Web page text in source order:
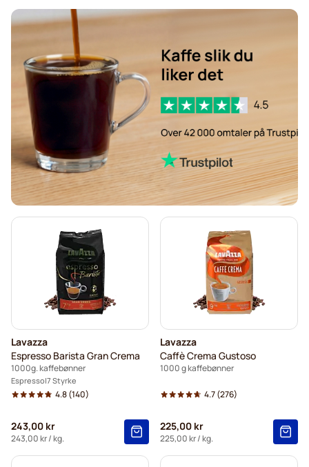
Lavazza
Espresso Barista Gran Crema
1000g. kaffebønner
Espresso 7 Styrke
4.8(140)
243,00 kr
243,00 kr/ kg.
Lavazza
Caffè Crema Gustoso
1000 g kaffebønner
4.7(276)
225,00 kr
225,00 kr/ kg.
Lavazza ferdigmalt kaffe
Lavazza kapsler til Lavazza A Modo Mio